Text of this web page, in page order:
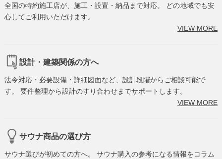
全国の特約施工店が、施工・設置・納品まで対応。 どの地域でも安
心してご利用いただけます。
VIEW MORE
設計・建築関係の方へ
法令対応・必要設備・詳細図面など、設計段階からご相談可能で
す。 要件整理から設計のすり合わせまでサポートします。
VIEW MORE
サウナ商品の選び方
サウナ選びが初めての方へ。 サウナ購入の参考になる情報をコラム